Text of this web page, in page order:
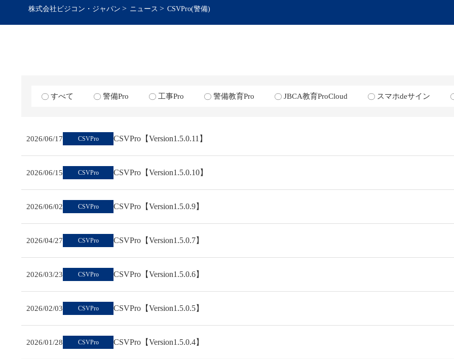
株式会社ビジコン・ジャパン > ニュース > CSVPro(警備)
すべて 警備Pro 工事Pro 警備教育Pro JBCA教育ProCloud スマホdeサイン
2026/06/17 CSVPro CSVPro【Version1.5.0.11】
2026/06/15 CSVPro CSVPro【Version1.5.0.10】
2026/06/02 CSVPro CSVPro【Version1.5.0.9】
2026/04/27 CSVPro CSVPro【Version1.5.0.7】
2026/03/23 CSVPro CSVPro【Version1.5.0.6】
2026/02/03 CSVPro CSVPro【Version1.5.0.5】
2026/01/28 CSVPro CSVPro【Version1.5.0.4】